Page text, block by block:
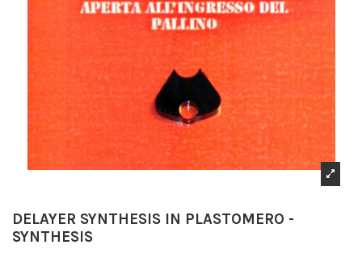
DELAYER SYNTHESIS IN PLASTOMERO -
SYNTHESIS